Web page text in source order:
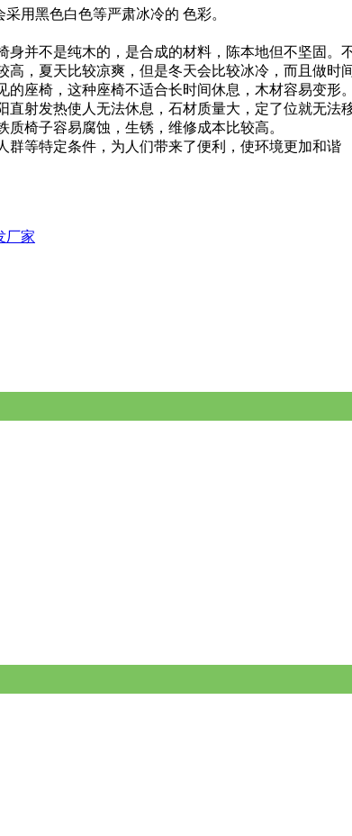
用黑色白色等严肃冰冷的 色彩。
并不是纯木的，是合成的材料，陈本地但不坚固。
，夏天比较凉爽，但是冬天会比较冰冷，而且做时
座椅，这种座椅不适合长时间休息，木材容易变形。
射发热使人无法休息，石材质量大，定了位就无法移
椅子容易腐蚀，生锈，维修成本比较高。
群等特定条件，为人们带来了便利，使环境更加和谐
厂家